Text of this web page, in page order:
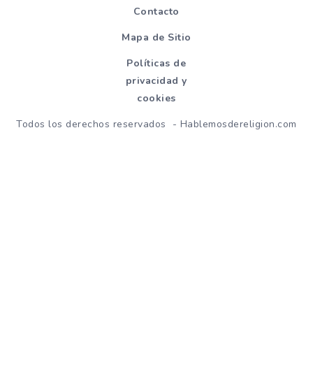
Contacto
Mapa de Sitio
Políticas de
privacidad y
cookies
Todos los derechos reservados - Hablemosdereligion.com